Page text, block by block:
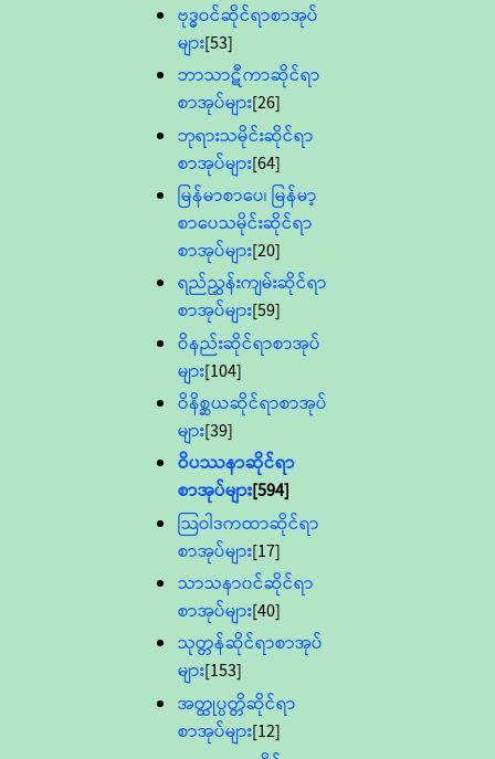
ဗုဒ္ဓဝင်ဆိုင်ရာစာအုပ်
များ[53]
ဘာသာဋီကာဆိုင်ရာ
စာအုပ်များ[26]
ဘုရားသမိုင်းဆိုင်ရာ
စာအုပ်များ[64]
မြန်မာစာပေ၊ မြန်မာ့
စာပေသမိုင်းဆိုင်ရာ
စာအုပ်များ[20]
ရည်ညွှန်းကျမ်းဆိုင်ရာ
စာအုပ်များ[59]
ဝိနည်းဆိုင်ရာစာအုပ်
များ[104]
ဝိနိစ္ဆယဆိုင်ရာစာအုပ်
များ[39]
ဝိပဿနာဆိုင်ရာ
စာအုပ်များ[594]
သြဝါဒကထာဆိုင်ရာ
စာအုပ်များ[17]
သာသနာ၀င်ဆိုင်ရာ
စာအုပ်များ[40]
သုတ္တန်ဆိုင်ရာစာအုပ်
များ[153]
အတ္ထုပ္ပတ္တိဆိုင်ရာ
စာအုပ်များ[12]